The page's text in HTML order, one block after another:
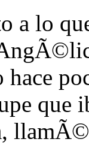
a lo
hace
que